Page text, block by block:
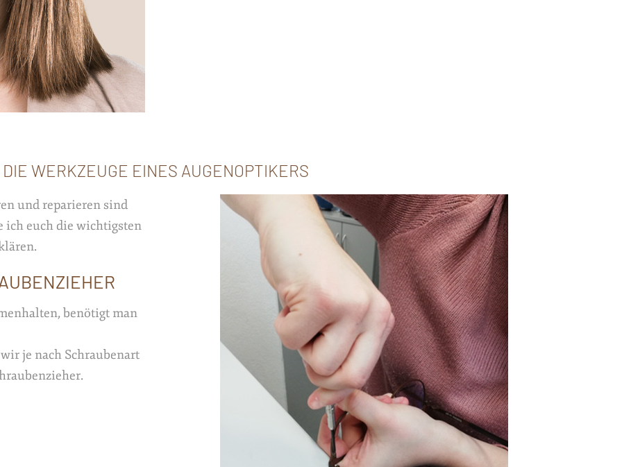
DIE WERKZEUGE EINES AUGENOPTIKERS
und reparieren sind
ich euch die wichtigsten
benötigt man
je nach Schraubenart